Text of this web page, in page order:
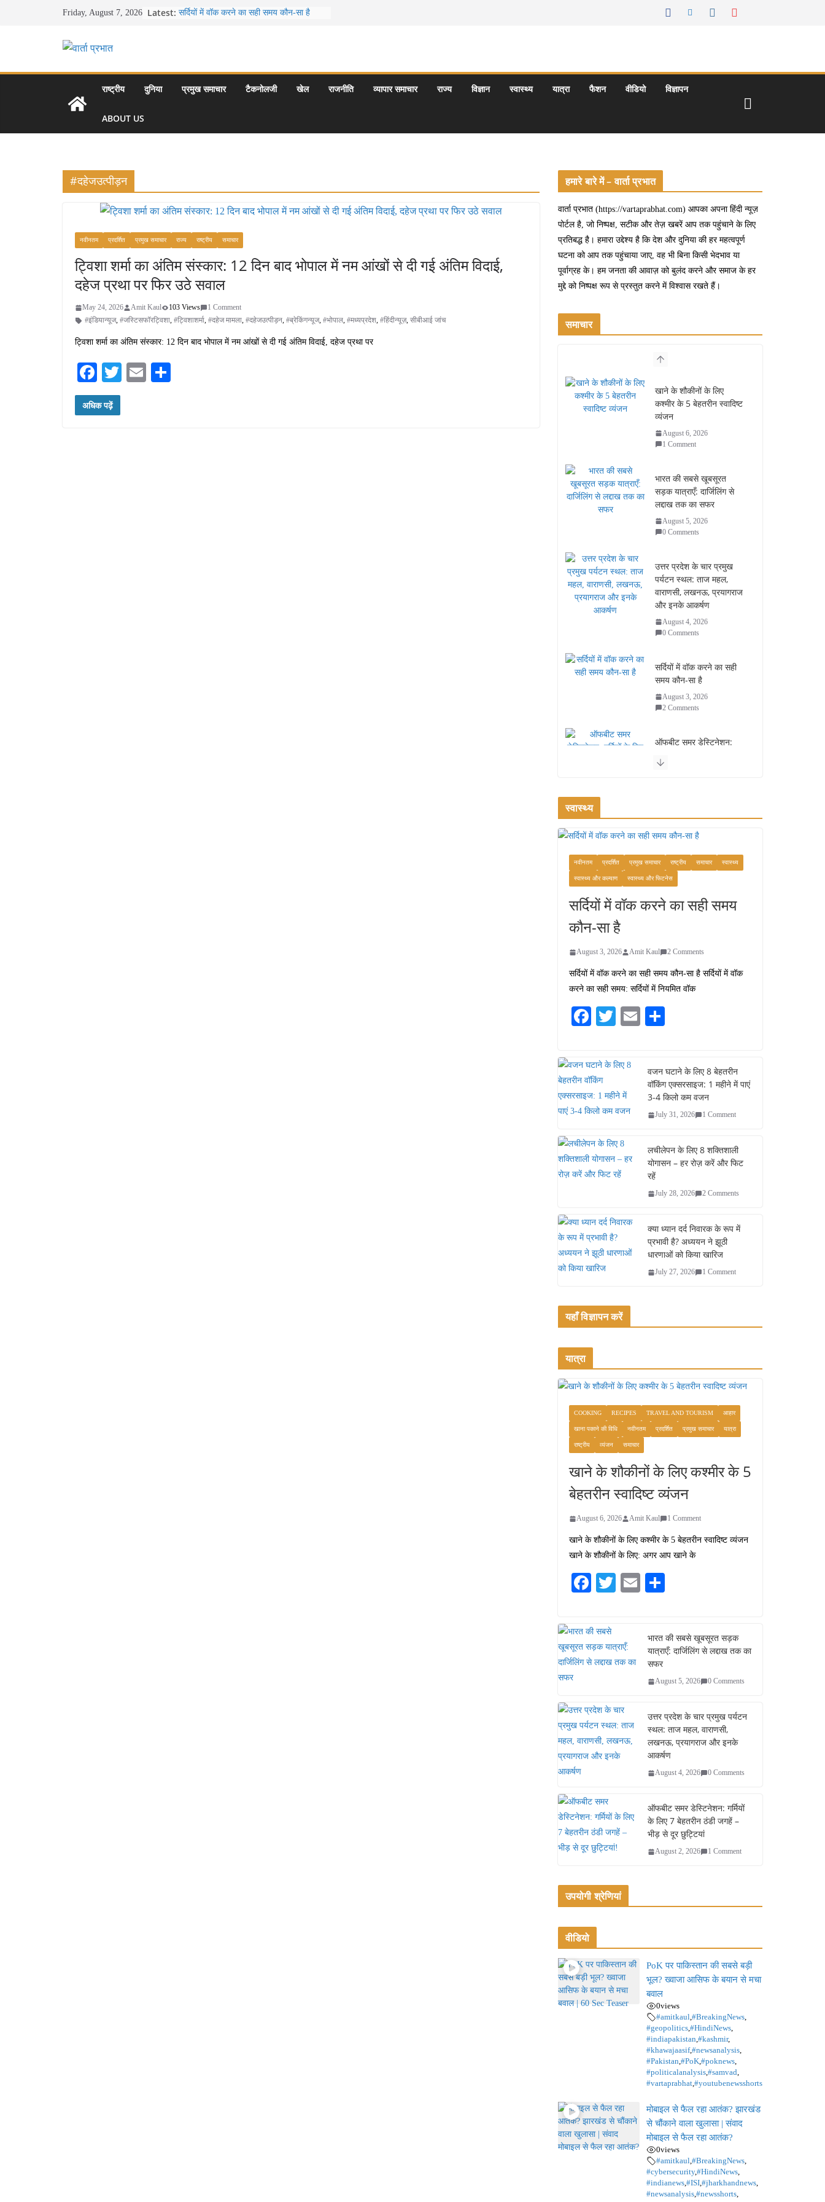
Friday, August 7, 2026 Latest: सर्दियों में वॉक करने का सही समय कौन-सा है
भारत की सबसे खूबसूरत सड़क यात्राएँ: दार्जिलिंग
से लद्दाख तक का सफर
राष्ट्रीय दुनिया प्रमुख समाचार टैकनोलजी खेल राजनीति व्यापार समाचार राज्य विज्ञान स्वास्थ्य यात्रा फैशन वीडियो विज्ञापन
ABOUT US
#दहेजउत्पीड़न
नवीनतम प्रदर्शित प्रमुख समाचार राज्य राष्ट्रीय समाचार
ट्विशा शर्मा का अंतिम संस्कार: 12 दिन बाद भोपाल में नम आंखों से दी गई अंतिम विदाई,
दहेज प्रथा पर फिर उठे सवाल
May 24, 2026 Amit Kaul 103 Views
1 Comment
#इंडियान्यूज, #जस्टिसफॉरट्विशा, #ट्विशाशर्मा, #दहेज मामला, #दहेजउत्पीड़न, #ब्रेकिंगन्यूज, #भोपाल, #मध्यप्रदेश, #हिंदीन्यूज़, सीबीआई जांच
ट्विशा शर्मा का अंतिम संस्कार: 12 दिन बाद भोपाल में नम आंखों से दी गई अंतिम विदाई, दहेज प्रथा पर
Fa
ce
bo
T
E
अधिक पढ़ें
हमारे बारे में – वार्ता प्रभात
वार्ता प्रभात (https://vartaprabhat.com) आपका अपना हिंदी न्यूज़
पोर्टल है, जो निष्पक्ष, सटीक और तेज़ खबरें आप तक पहुंचाने के लिए
प्रतिबद्ध है। हमारा उद्देश्य है कि देश और दुनिया की हर महत्वपूर्ण
घटना को आप तक पहुंचाया जाए, वह भी बिना किसी भेदभाव या
पूर्वाग्रह के। हम जनता की आवाज़ को बुलंद करने और समाज के हर
मुद्दे को निष्पक्ष रूप से प्रस्तुत करने में विश्वास रखते हैं।
समाचार
खाने के शौकीनों के लिए
कश्मीर के 5 बेहतरीन स्वादिष्ट
व्यंजन
August 6, 2026
1 Comment
भारत की सबसे खूबसूरत
सड़क यात्राएँ: दार्जिलिंग से
लद्दाख तक का सफर
August 5, 2026
0 Comments
उत्तर प्रदेश के चार प्रमुख
पर्यटन स्थल: ताज महल,
वाराणसी, लखनऊ, प्रयागराज
और इनके आकर्षण
August 4, 2026
0 Comments
सर्दियों में वॉक करने का सही
समय कौन-सा है
August 3, 2026
2 Comments
ऑफबीट समर डेस्टिनेशन:
जगहें – भीड़ से दूर छुट्टियां
कश्मीर यात्रा गाइड:
प्राकृतिक सुंदरता और
स्वादिष्ट भोजन का अनूठा संगम
August 1, 2026
1 Comment
16 ज़रूरी कीबोर्ड शॉर्टकट्स
जो आपकी उत्पादकता को
दोगुना कर देंगे
स्वास्थ्य
नवीनतम प्रदर्शित प्रमुख समाचार राष्ट्रीय समाचार स्वास्थ्य
स्वास्थ्य और कल्याण स्वास्थ्य और फिटनेस
सर्दियों में वॉक करने का सही समय
कौन-सा है
August 3, 2026 Amit Kaul 2 Comments
सर्दियों में वॉक करने का सही समय कौन-सा है सर्दियों में वॉक
करने का सही समय: सर्दियों में नियमित वॉक
Fa
bo
ok
T
tte
r
E
वजन घटाने के लिए 8 बेहतरीन
वॉकिंग एक्सरसाइज: 1 महीने में पाएं
3-4 किलो कम वजन
July 31, 2026 1 Comment
लचीलेपन के लिए 8 शक्तिशाली
योगासन – हर रोज़ करें और फिट
रहें
July 28, 2026 2 Comments
क्या ध्यान दर्द निवारक के रूप में
प्रभावी है? अध्ययन ने झूठी
धारणाओं को किया खारिज
July 27, 2026 1 Comment
यहाँ विज्ञापन करें
यात्रा
COOKING RECIPES TRAVEL AND TOURISM आहार
खाना पकाने की विधि नवीनतम प्रदर्शित प्रमुख समाचार यात्रा
राष्ट्रीय व्यंजन समाचार
खाने के शौकीनों के लिए कश्मीर के 5
बेहतरीन स्वादिष्ट व्यंजन
August 6, 2026 Amit Kaul 1 Comment
खाने के शौकीनों के लिए कश्मीर के 5 बेहतरीन स्वादिष्ट व्यंजन
खाने के शौकीनों के लिए: अगर आप खाने के
Fa
bo
ok
T
r
E
भारत की सबसे खूबसूरत सड़क
यात्राएँ: दार्जिलिंग से लद्दाख तक का
सफर
August 5, 2026 0 Comments
उत्तर प्रदेश के चार प्रमुख पर्यटन
स्थल: ताज महल, वाराणसी,
लखनऊ, प्रयागराज और इनके
आकर्षण
August 4, 2026 0 Comments
ऑफबीट समर डेस्टिनेशन: गर्मियों
के लिए 7 बेहतरीन ठंडी जगहें –
भीड़ से दूर छुट्टियां
August 2, 2026 1 Comment
उपयोगी श्रेणियां
वीडियो
PoK पर पाकिस्तान की सबसे बड़ी
भूल? ख्वाजा आसिफ के बयान से मचा
बवाल
0views
#amitkaul,#BreakingNews,
#geopolitics,#HindiNews,
#indiapakistan,#kashmir,
#khawajaasif,#newsanalysis,
#Pakistan,#PoK,#poknews,
#politicalanalysis,#samvad,
#vartaprabhat,#youtubenewsshorts
मोबाइल से फैल रहा आतंक? झारखंड
से चौंकाने वाला खुलासा | संवाद
मोबाइल से फैल रहा आतंक?
0views
#amitkaul,#BreakingNews,
#cybersecurity,#HindiNews,
#indianews,#ISI,#jharkhandnews,
#newsanalysis,#newsshorts,